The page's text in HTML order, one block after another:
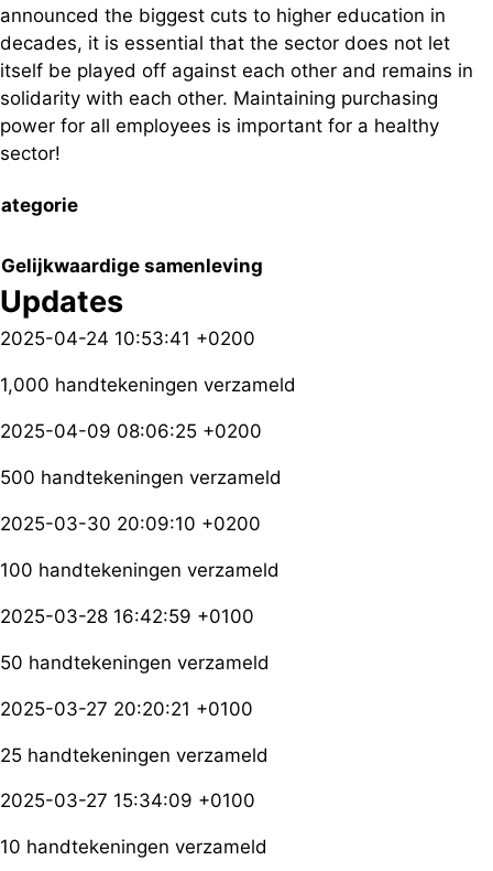
announced the biggest cuts to higher education in
decades, it is essential that the sector does not let
itself be played off against each other and remains in
solidarity with each other. Maintaining purchasing
power for all employees is important for a healthy
sector!
Gelijkwaardige samenleving
Updates
2025-04-24 10:53:41 +0200
1,000 handtekeningen verzameld
2025-04-09 08:06:25 +0200
500 handtekeningen verzameld
2025-03-30 20:09:10 +0200
100 handtekeningen verzameld
2025-03-28 16:42:59 +0100
50 handtekeningen verzameld
2025-03-27 20:20:21 +0100
25 handtekeningen verzameld
2025-03-27 15:34:09 +0100
10 handtekeningen verzameld